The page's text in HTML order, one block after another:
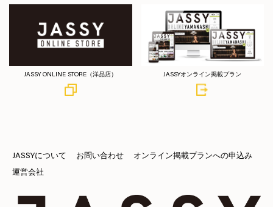
JASSY ONLINE STORE（洋品店） JASSYオンライン掲載プラン
JASSYについて お問い合わせ
オンライン掲載プランへの申込み
運営会社